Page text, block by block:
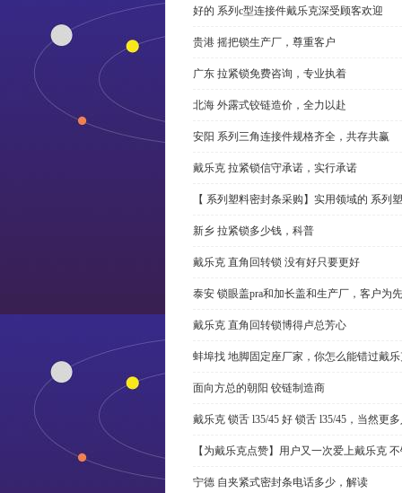
好的 系列c型连接件戴乐克深受顾客欢迎
贵港 摇把锁生产厂，尊重客户
广东 拉紧锁免费咨询，专业执着
北海 外露式铰链造价，全力以赴
安阳 系列三角连接件规格齐全，共存共赢
戴乐克 拉紧锁信守承诺，实行承诺
【 系列塑料密封条采购】实用领域的 系列
新乡 拉紧锁多少钱，科普
戴乐克 直角回转锁 没有好只要更好
泰安 锁眼盖pra和加长盖和生产厂，客户为先
戴乐克 直角回转锁博得卢总芳心
蚌埠找 地脚固定座厂家，你怎么能错过戴
面向方总的朝阳 铰链制造商
戴乐克 锁舌 l35/45 好 锁舌 l35/45，当然更
【为戴乐克点赞】用户又一次爱上戴乐克
宁德 自夹紧式密封条电话多少，解读